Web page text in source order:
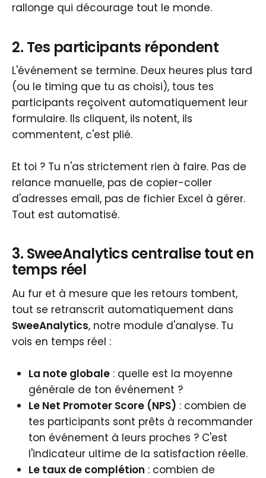
rallonge qui décourage tout le monde.
2. Tes participants répondent
L'événement se termine. Deux heures plus tard
(ou le timing que tu as choisi), tous tes
participants reçoivent automatiquement leur
formulaire. Ils cliquent, ils notent, ils
commentent, c'est plié.
Et toi ? Tu n'as strictement rien à faire. Pas de
relance manuelle, pas de copier-coller
d'adresses email, pas de fichier Excel à gérer.
Tout est automatisé.
3. SweeAnalytics centralise tout en
temps réel
Au fur et à mesure que les retours tombent,
tout se retranscrit automatiquement dans
SweeAnalytics, notre module d'analyse. Tu
vois en temps réel :
La note globale : quelle est la moyenne
générale de ton événement ?
Le Net Promoter Score (NPS) : combien de
tes participants sont prêts à recommander
ton événement à leurs proches ? C'est
l'indicateur ultime de la satisfaction réelle.
Le taux de complétion : combien de